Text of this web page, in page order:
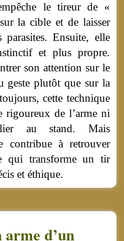
le tireur de «
la cible et de laisser
parasites. Ensuite, elle
et plus propre.
son attention sur le
geste plutôt que sur la
cette technique
rigoureux de l’arme ni
au stand. Mais
contribue à retrouver
qui transforme un tir
et éthique.
d’un